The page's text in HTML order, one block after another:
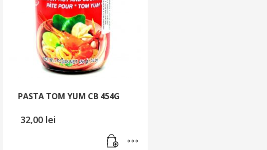
PASTA TOM YUM CB 454G
32,00 lei